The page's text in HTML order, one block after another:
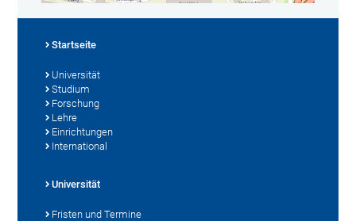
Startseite
Universität
Studium
Forschung
Lehre
Einrichtungen
International
Universität
Fristen und Termine